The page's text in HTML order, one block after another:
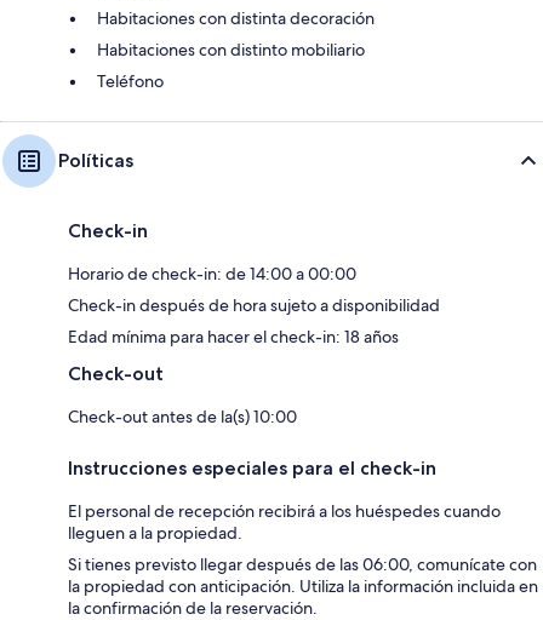
Habitaciones con distinta decoración
Habitaciones con distinto mobiliario
Teléfono
Políticas
Check-in
Horario de check-in: de 14:00 a 00:00
Check-in después de hora sujeto a disponibilidad
Edad mínima para hacer el check-in: 18 años
Check-out
Check-out antes de la(s) 10:00
Instrucciones especiales para el check-in
El personal de recepción recibirá a los huéspedes cuando
lleguen a la propiedad.
Si tienes previsto llegar después de las 06:00, comunícate con
la propiedad con anticipación. Utiliza la información incluida en
la confirmación de la reservación.